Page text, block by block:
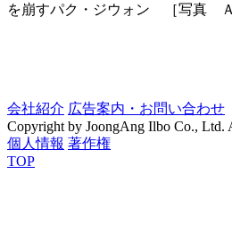
を崩すパク・ジウォン ［写真 Ａ
会社紹介 広告案内・お問い合わせ
Copyright by JoongAng Ilbo Co., Ltd.
個人情報 著作権
TOP